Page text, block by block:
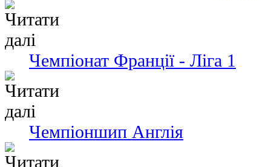
Чемпіонат Франції - Ліга 1
Чемпіоншип Англія